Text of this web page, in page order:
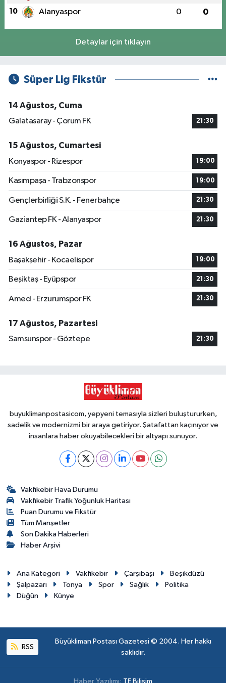
10 Alanyaspor 0 0
Detaylar için tıklayın
Süper Lig Fikstür
14 Ağustos, Cuma
Galatasaray - Çorum FK
21:30
15 Ağustos, Cumartesi
Konyaspor - Rizespor
19:00
Kasımpaşa - Trabzonspor 19:00
Gençlerbirliği S.K. - Fenerbahçe 21:30
Gaziantep FK - Alanyaspor 21:30
16 Ağustos, Pazar
Başakşehir - Kocaelispor
19:00
Beşiktaş - Eyüpspor 21:30
Amed - Erzurumspor FK 21:30
17 Ağustos, Pazartesi
Samsunspor - Göztepe
21:30
buyuklimanpostasicom, yepyeni temasıyla sizleri buluştururken,
sadelik ve modernizmi bir araya getiriyor. Şatafattan kaçınıyor ve
insanlara haber okuyabilecekleri bir altyapı sunuyor.
Vakfıkebir Hava Durumu
Vakfıkebir Trafik Yoğunluk Haritası
Puan Durumu ve Fikstür
Tüm Manşetler
Son Dakika Haberleri
Haber Arşivi
Ana Kategori Vakfıkebir Çarşıbaşı
Beşikdüzü
Şalpazarı
Tonya Spor Sağlık
Politika
Düğün
Künye
RSS
Büyükliman Postası Gazetesi © 2004. Her hakkı
saklıdır.
Haber Yazılımı: TE Bilişim